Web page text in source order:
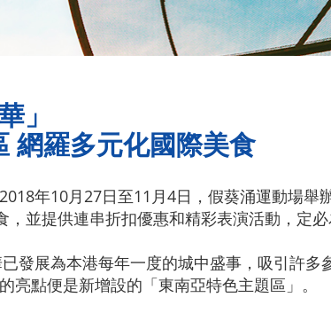
」
網羅多元化國際美食
年10月27日至11月4日，假葵涌運動場
並提供連串折扣優惠和精彩表演活動，定
發展為本港每年一度的城中盛事，吸引許
亮點便是新增設的「東南亞特色主題區」。